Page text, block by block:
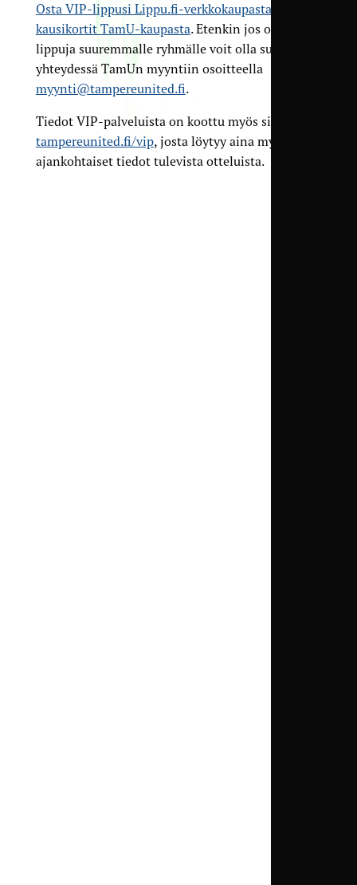
Osta VIP-lippusi Lippu.fi-verkkokaupasta
kausikortit TamU-kaupasta. Etenkin jos ostat
lippuja suuremmalle ryhmälle voit olla suoraan
yhteydessä TamUn myyntiin osoitteella
myynti@tampereunited.fi.
Tiedot VIP-palveluista on koottu myös sivulla
tampereunited.fi/vip, josta löytyy aina myös
ajankohtaiset tiedot tulevista otteluista.